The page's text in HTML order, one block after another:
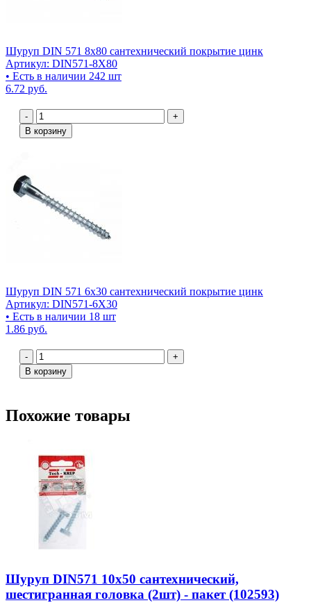
Шуруп DIN 571 8х80 сантехнический покрытие цинк
Артикул: DIN571-8X80
• Есть в наличии 242 шт
6.72 руб.
-
+
В корзину
Шуруп DIN 571 6х30 сантехнический покрытие цинк
Артикул: DIN571-6X30
• Есть в наличии 18 шт
1.86 руб.
-
+
В корзину
Похожие товары
Шуруп DIN571 10х50 сантехнический,
шестигранная головка (2шт) - пакет (102593)